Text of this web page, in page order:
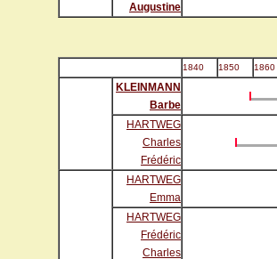
Augustine
1840 1850 1860
KLEINMANN
Barbe
HARTWEG
Charles
Frédéric
HARTWEG
Emma
HARTWEG
Frédéric
Charles